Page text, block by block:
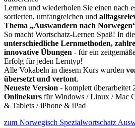
Lernen und wiederholen Sie einen nach
sortierten, umfangreichen und
Thema „Auswandern nach
So macht Wortschatz-Lernen Spaß! In
unterschiedliche Lernmethoden,
innovative Übungen - für ein
Erfolg für jeden Lerntyp!
Alle Vokabeln in diesem Kurs wurden
übersetzt und vertont.
Neueste Version - komplett überarbeitet
Onlinekurs für Windows / Linux / Mac
& Tablets / iPhone & iPad
zum Norwegisch Spezialwortschatz